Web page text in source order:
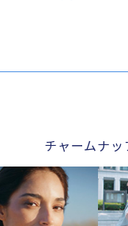
チャームナ